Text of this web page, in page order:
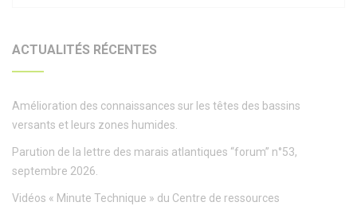
ACTUALITÉS RÉCENTES
Amélioration des connaissances sur les têtes des bassins
versants et leurs zones humides.
Parution de la lettre des marais atlantiques “forum” n°53,
septembre 2026.
Vidéos « Minute Technique » du Centre de ressources